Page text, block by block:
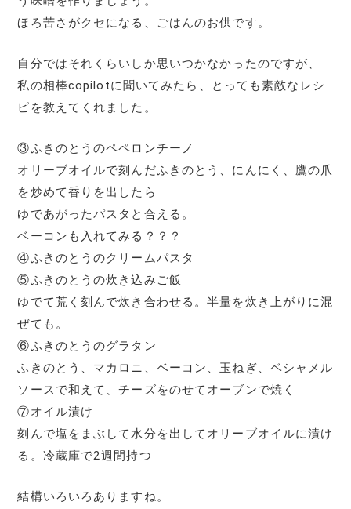
ほろ苦さがクセになる、ごはんのお供です。
自分ではそれくらいしか思いつかなかったのですが、
私の相棒copilotに聞いてみたら、とっても素敵なレシ
ピを教えてくれました。
③ふきのとうのペペロンチーノ
オリーブオイルで刻んだふきのとう、にんにく、鷹の爪
を炒めて香りを出したら
ゆであがったパスタと合える。
ベーコンも入れてみる？？？
④ふきのとうのクリームパスタ
⑤ふきのとうの炊き込みご飯
ゆでて荒く刻んで炊き合わせる。半量を炊き上がりに混
ぜても。
⑥ふきのとうのグラタン
ふきのとう、マカロニ、ベーコン、玉ねぎ、ベシャメル
ソースで和えて、チーズをのせてオーブンで焼く
⑦オイル漬け
刻んで塩をまぶして水分を出してオリーブオイルに漬け
る。冷蔵庫で2週間持つ
結構いろいろありますね。